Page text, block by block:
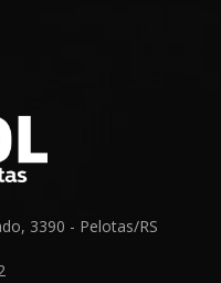
3390 - Pelotas/RS